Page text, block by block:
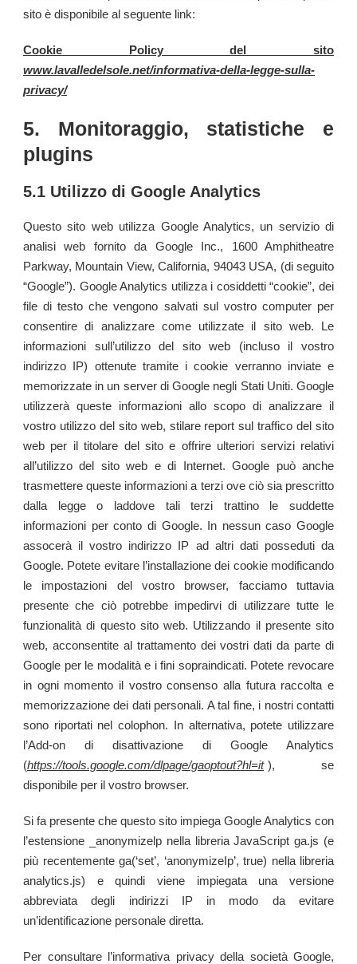
sito è disponibile al seguente link:
Cookie Policy del sito
www.lavalledelsole.net/informativa-della-legge-sulla-
privacy/
5. Monitoraggio, statistiche e
plugins
5.1 Utilizzo di Google Analytics
Questo sito web utilizza Google Analytics, un servizio di
analisi web fornito da Google Inc., 1600 Amphitheatre
Parkway, Mountain View, California, 94043 USA, (di seguito
“Google”). Google Analytics utilizza i cosiddetti “cookie”, dei
file di testo che vengono salvati sul vostro computer per
consentire di analizzare come utilizzate il sito web. Le
informazioni sull’utilizzo del sito web (incluso il vostro
indirizzo IP) ottenute tramite i cookie verranno inviate e
memorizzate in un server di Google negli Stati Uniti. Google
utilizzerà queste informazioni allo scopo di analizzare il
vostro utilizzo del sito web, stilare report sul traffico del sito
web per il titolare del sito e offrire ulteriori servizi relativi
all’utilizzo del sito web e di Internet. Google può anche
trasmettere queste informazioni a terzi ove ciò sia prescritto
dalla legge o laddove tali terzi trattino le suddette
informazioni per conto di Google. In nessun caso Google
assocerà il vostro indirizzo IP ad altri dati posseduti da
Google. Potete evitare l’installazione dei cookie modificando
le impostazioni del vostro browser, facciamo tuttavia
presente che ciò potrebbe impedirvi di utilizzare tutte le
funzionalità di questo sito web. Utilizzando il presente sito
web, acconsentite al trattamento dei vostri dati da parte di
Google per le modalità e i fini sopraindicati. Potete revocare
in ogni momento il vostro consenso alla futura raccolta e
memorizzazione dei dati personali. A tal fine, i nostri contatti
sono riportati nel colophon. In alternativa, potete utilizzare
l’Add-on di disattivazione di Google Analytics
(https://tools.google.com/dlpage/gaoptout?hl=it ), se
disponibile per il vostro browser.
Si fa presente che questo sito impiega Google Analytics con
l’estensione
_anonymizelpnella libreria JavaScript ga.js (e
più recentemente ga(‘set’, ‘anonymizeIp’, true) nella libreria
analytics.js) e quindi viene impiegata una versione
abbreviata degli indirizzi IP in modo da evitare
un’identificazione personale diretta.
Per consultare l’informativa privacy della società Google,